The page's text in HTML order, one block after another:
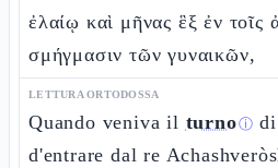
ἐλαίῳ καὶ μῆνας ἓξ ἐν τοῖς
σμήγμασιν τῶν γυναικῶν,
LETTURA ORTODOSSA
Quando veniva il turnoⓘ
d'entrare dal re